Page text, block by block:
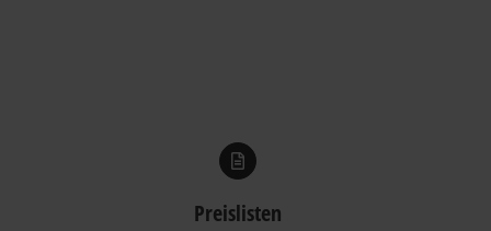
Preislisten